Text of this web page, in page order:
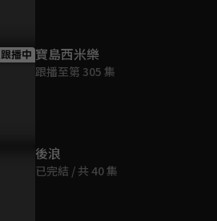
跟播中 寶島西米樂
跟播至第 305 集
後浪
已完結 / 共 40 集